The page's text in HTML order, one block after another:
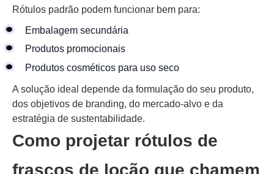
Rótulos padrão podem funcionar bem para:
Embalagem secundária
Produtos promocionais
Produtos cosméticos para uso seco
A solução ideal depende da formulação do seu produto,
dos objetivos de branding, do mercado-alvo e da
estratégia de sustentabilidade.
Como projetar rótulos de
frascos de loção que chamem